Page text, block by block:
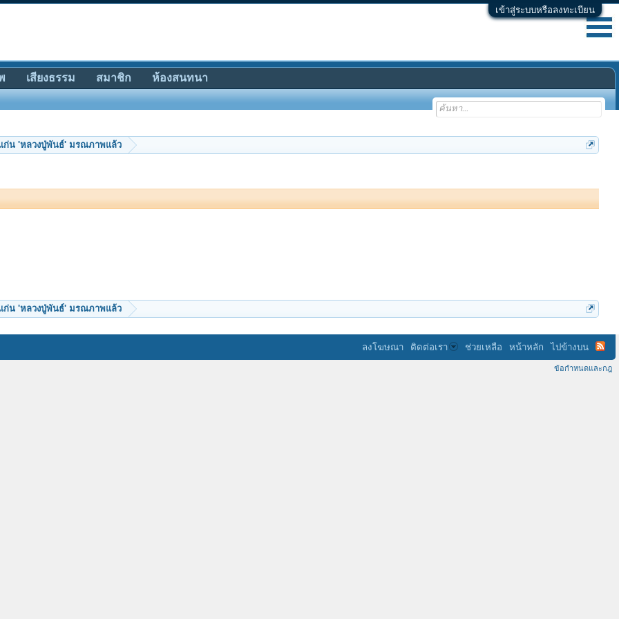
เข้าสู่ระบบหรือลงทะเบียน
ก่น 'หลวงปู่พันธ์' มรณภาพแล้ว
ก่น 'หลวงปู่พันธ์' มรณภาพแล้ว
เสียงธรรม สมาชิก ห้องสนทนา
ลงโฆษณา ติดต่อเรา ช่วยเหลือ หน้าหลัก ไปข้างบน
ข้อกำหนดและกฎ